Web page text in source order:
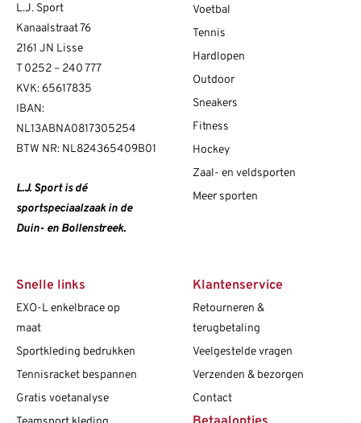
L.J. Sport
Kanaalstraat 76
2161 JN Lisse
T0252 – 240 777
KVK: 65617835
IBAN:
NL13ABNA0817305254
BTW NR: NL824365409B01
L.J. Sport is dé
sportspeciaalzaak in de
Duin- en Bollenstreek.
Voetbal
Tennis
Hardlopen
Outdoor
Sneakers
Fitness
Hockey
Zaal- en veldsporten
Meer sporten
Snelle links
EXO-L enkelbrace op
maat
Sportkleding bedrukken
Tennisracket bespannen
Gratis voetanalyse
Klantenservice
Retourneren &
terugbetaling
Veelgestelde vragen
Verzenden & bezorgen
Contact